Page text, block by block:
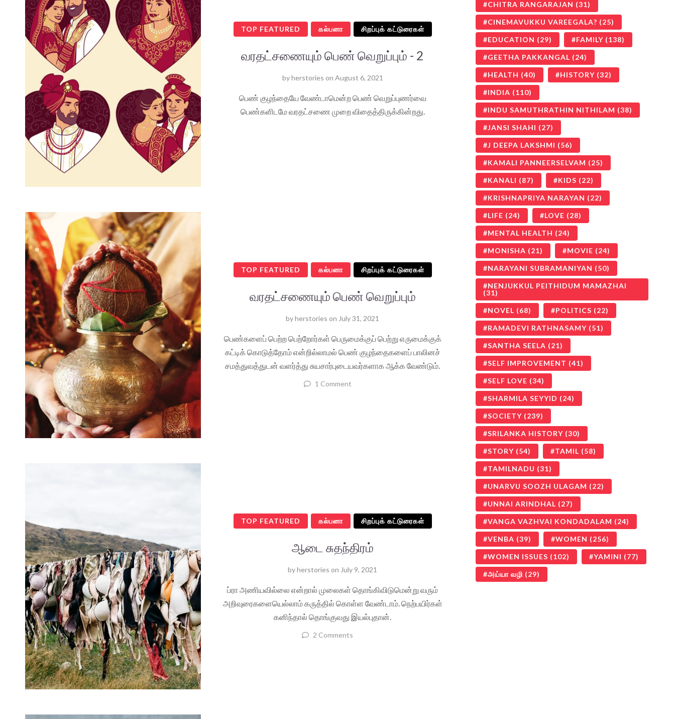
TOP FEATURED கல்பனா சிறப்புக் கட்டுரைகள்
வரதட்சணையும் பெண் வெறுப்பும் - 2
byherstories on August 6, 2021
பெண் குழந்தையே வேண்டாமென்ற பெண் வெறுப்புணர்வை
பெண்களிடமே வரதட்சணை முறை விதைத்திருக்கின்றது.
TOP FEATURED கல்பனா சிறப்புக் கட்டுரைகள்
வரதட்சணையும் பெண் வெறுப்பும்
byherstories on July 31, 2021
பெண்களைப் பெற்ற பெற்றோர்கள் பெருமைக்குப் பெற்று எருமைக்குக்
கட்டிக் கொடுத்தோம் என்றில்லாமல் பெண் குழந்தைகளைப் பாலினச்
சமத்துவத்துடன் வளர்த்து சுயசார்புடையவர்களாக ஆக்க வேண்டும்.
1 Comment
TOP FEATURED கல்பனா சிறப்புக் கட்டுரைகள்
ஆடை சுதந்திரம்
byherstories on July 9, 2021
ப்ரா அணியவில்லை என்றால் முலைகள் தொங்கிவிடுமென்று வரும்
அறிவுரைகளையெல்லாம் கருத்தில் கொள்ள வேண்டாம். நெற்பயிர்கள்
கனிந்தால் தொங்குவது இயல்புதான்.
2 Comments
CHITRA RANGARAJAN (31)
CINEMAVUKKU VAREEGALA? (25)
EDUCATION (29) FAMILY (138)
GEETHA PAKKANGAL (24)
HEALTH (40) HISTORY (32)
INDIA (110)
INDU SAMUTHRATHIN NITHILAM (38)
JANSI SHAHI (27)
J DEEPA LAKSHMI (56)
KAMALI PANNEERSELVAM (25)
KANALI (87) KIDS (22)
KRISHNAPRIYA NARAYAN (22)
LIFE (24) LOVE (28)
MENTAL HEALTH (24)
MONISHA (21) MOVIE (24)
NARAYANI SUBRAMANIYAN (50)
NENJUKKUL PEITHIDUM MAMAZHAI
(31)
NOVEL (68) POLITICS (22)
RAMADEVI RATHNASAMY (51)
SANTHA SEELA (21)
SELF IMPROVEMENT (41)
SELF LOVE (34)
SHARMILA SEYYID (24)
SOCIETY (239)
SRILANKA HISTORY (30)
STORY (54) TAMIL (58)
TAMILNADU (31)
UNARVU SOOZH ULAGAM (22)
UNNAI ARINDHAL (27)
VANGA VAZHVAI KONDADALAM (24)
VENBA (39) WOMEN (256)
WOMEN ISSUES (102) YAMINI (77)
அய்யா வழி (29)